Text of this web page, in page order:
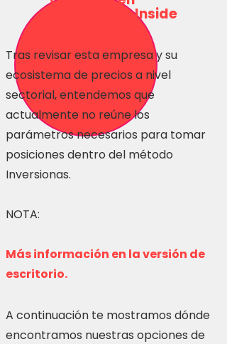
Inversionas Inside
Tras revisar esta empresa y su
ecosistema de precios a nivel
sectorial, entendemos que
actualmente no reúne los
parámetros necesarios para tomar
posiciones dentro del método
Inversionas.
NOTA:
Más información en la versión de
escritorio.
A continuación te mostramos dónde
encontramos nuestras opciones de